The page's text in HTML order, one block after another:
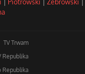
TV Trwam
Republika
Republika